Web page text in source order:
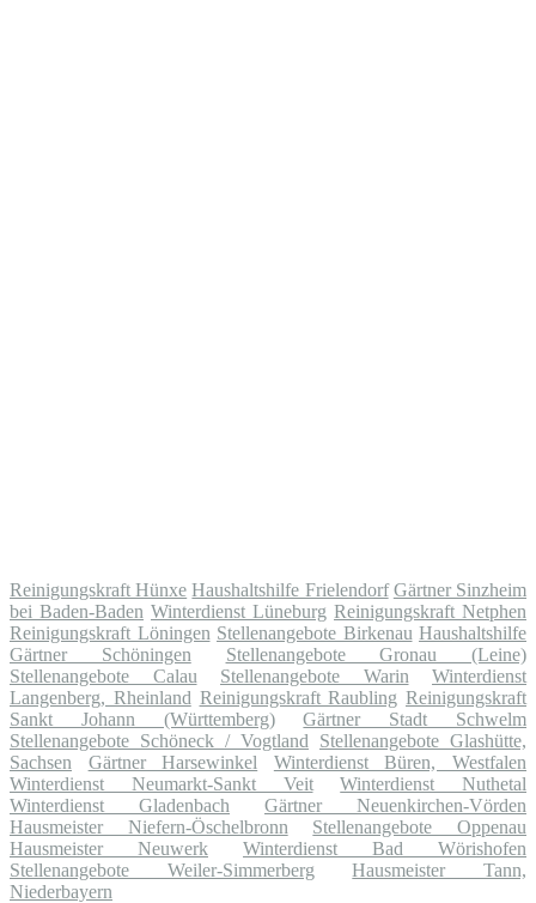
Reinigungskraft Hünxe Haushaltshilfe Frielendorf Gärtner Sinzheim
bei Baden-Baden Winterdienst Lüneburg Reinigungskraft Netphen
Reinigungskraft Löningen Stellenangebote Birkenau Haushaltshilfe
Gärtner Schöningen
Stellenangebote Gronau (Leine)
Stellenangebote Calau
Stellenangebote Warin
Winterdienst
Langenberg, Rheinland Reinigungskraft Raubling Reinigungskraft
Sankt Johann (Württemberg)
Gärtner Stadt Schwelm
Stellenangebote Schöneck / Vogtland
Stellenangebote Glashütte,
Sachsen
Gärtner Harsewinkel
Winterdienst Büren, Westfalen
Winterdienst Neumarkt-Sankt Veit
Winterdienst Nuthetal
Winterdienst Gladenbach
Gärtner Neuenkirchen-Vörden
Hausmeister Niefern-Öschelbronn
Stellenangebote Oppenau
Hausmeister Neuwerk
Winterdienst Bad Wörishofen
Stellenangebote Weiler-Simmerberg
Hausmeister Tann,
Niederbayern